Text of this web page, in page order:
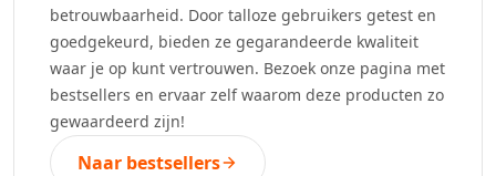
betrouwbaarheid. Door talloze gebruikers getest en
goedgekeurd, bieden ze gegarandeerde kwaliteit
waar je op kunt vertrouwen. Bezoek onze pagina met
bestsellers en ervaar zelf waarom deze producten zo
gewaardeerd zijn!
Naar bestsellers